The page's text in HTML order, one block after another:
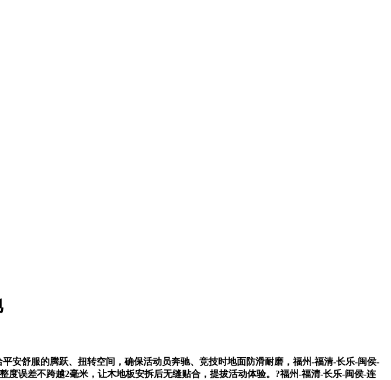
舒服的腾跃、扭转空间，确保活动员奔驰、竞技时地面防滑耐磨，福州-福清-长乐-闽侯-
误差不跨越2毫米，让木地板安拆后无缝贴合，提拔活动体验。?福州-福清-长乐-闽侯-连